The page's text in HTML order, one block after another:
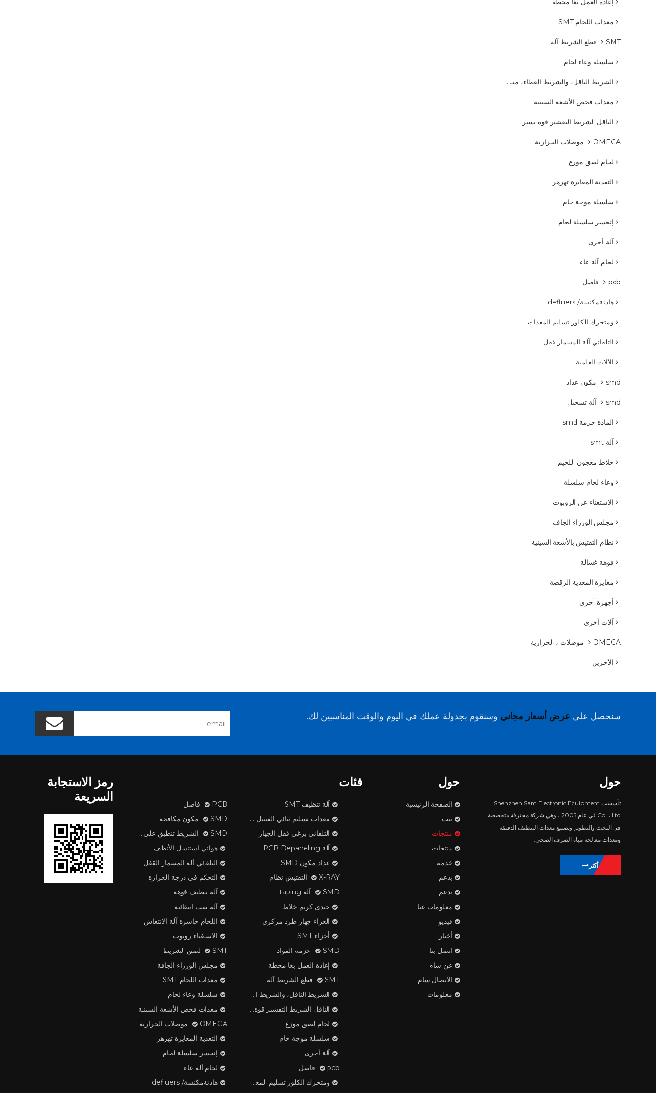
إعادة العمل بغا محطة
معدات اللحام SMT
SMT قطع الشريط آلة
سلسلة وعاء لحام
الشريط الناقل، والشريط الغطاء، منتجات البلاستيك بكرة
معدات فحص الأشعة السينية
الناقل الشريط التقشير قوة تستر
OMEGA موصلات الحرارية
لحام لصق موزع
التغذية المعايرة تهزهز
سلسلة موجة حام
إنحسر سلسلة لحام
آلة أخرى
لحام آلة عاء
pcb فاصل
هادئةمكنسة/ defluers
ومتحرك الكلور تسليم المعدات
التلقائي آلة المسمار قفل
الآلات العلمية
smd مكون عداد
smd آلة تسجيل
المادة حزمة smd
آلة smt
خلاط معجون اللحيم
وعاء لحام سلسلة
الاستغناء عن الروبوت
مجلس الوزراء الجاف
نظام التفتيش بالأشعة السينية
فوهة غسالة
معايرة المغذية الرقصة
أجهزة أخرى
آلات أخرى
OMEGA موصلات ، الحرارية
الآخرين
سنحصل على عرض أسعار مجاني وسنقوم بجدولة عملك في اليوم والوقت المناسبين لك.
حول
تأسست Shenzhen Sam Electronic Equipment
Co. ، Ltd في عام 2005 ، وهي شركة محترفة متخصصة
في البحث والتطوير وتصنيع معدات التنظيف الدقيقة
ومعدات معالجة مياه الصرف الصحي.
يتعلم أكثر
حول
الصفحة الرئيسية
بيت
منتجات
منتجات
خدمة
يدعم
يدعم
معلومات عنا
فيديو
أخبار
اتصل بنا
عن سام
الاتصال سام
معلومات
فئات
PCB فاصل
آلة تنظيف SMT
SMD مكون مكافحة
معدات تسليم ثنائي الفينيل متعدد الكلور
SMD الشريط تنطبق على آلة
التلقائي برغي قفل الجهاز
هوائي استنسل الأنظف
آلة PCB Depaneling
التلقائي آلة المسمار القفل
عداد مكون SMD
التحكم في درجة الحرارة
X-RAY التفتيش نظام
آلة تنظيف فوهة
SMD آلة taping
آلة صب انتقائية
جندى كريم خلاط
اللحام خاسرة آلة الانتعاش
الغراء جهاز طرد مركزي
الاستغناء روبوت
أجزاء SMT
SMT لصق الشريط
SMD حزمة المواد
مجلس الوزراء الجافة
إعادة العمل بغا محطة
معدات اللحام SMT
SMT قطع الشريط آلة
سلسلة وعاء لحام
الشريط الناقل، والشريط الغطاء، منتجات البلاستيك بكرة
معدات فحص الأشعة السينية
الناقل الشريط التقشير قوة تستر
OMEGA موصلات الحرارية
لحام لصق موزع
التغذية المعايرة تهزهز
سلسلة موجة حام
إنحسر سلسلة لحام
آلة أخرى
لحام آلة عاء
pcb فاصل
هادئةمكنسة/ defluers
ومتحرك الكلور تسليم المعدات
رمز الاستجابة
السريعة